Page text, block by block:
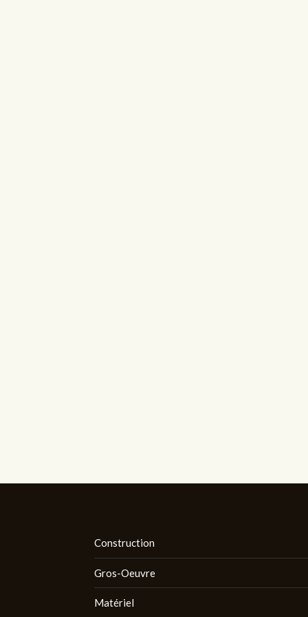
Construction
Gros-Oeuvre
Matériel